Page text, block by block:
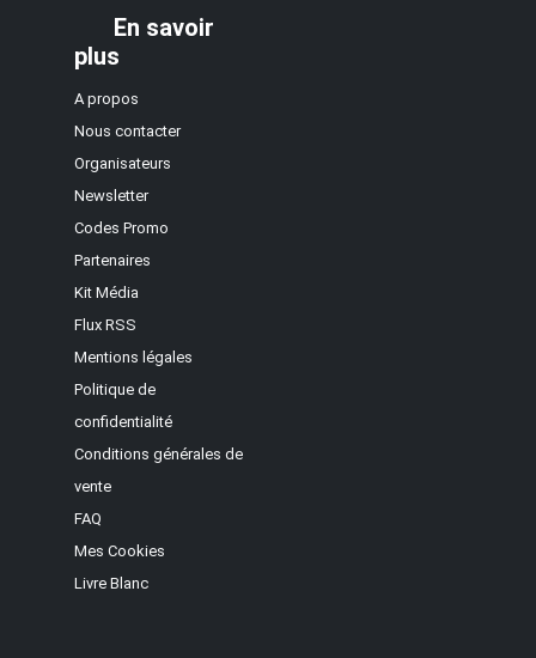
En savoir
plus
A propos
Nous contacter
Organisateurs
Newsletter
Codes Promo
Partenaires
Kit Média
Flux RSS
Mentions légales
Politique de
confidentialité
Conditions générales de
vente
FAQ
Mes Cookies
Livre Blanc